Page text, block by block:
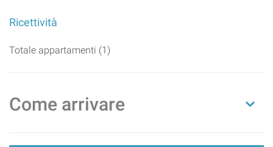
Ricettività
Totale appartamenti (1)
Come arrivare